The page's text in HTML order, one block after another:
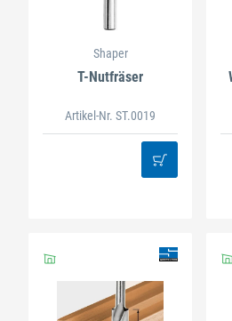
Shaper
T-Nutfräser
Artikel-Nr. ST.0019